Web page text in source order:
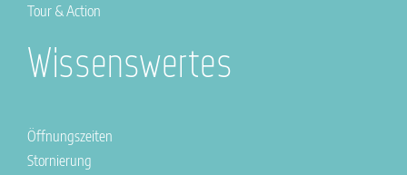
Tour & Action
Wissenswertes
Öffnungszeiten
Stornierung